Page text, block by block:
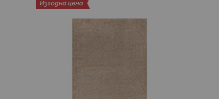
Изгодна цена